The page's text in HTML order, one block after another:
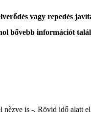
vagy repedés
bővebb információt
is -. Rövid idő